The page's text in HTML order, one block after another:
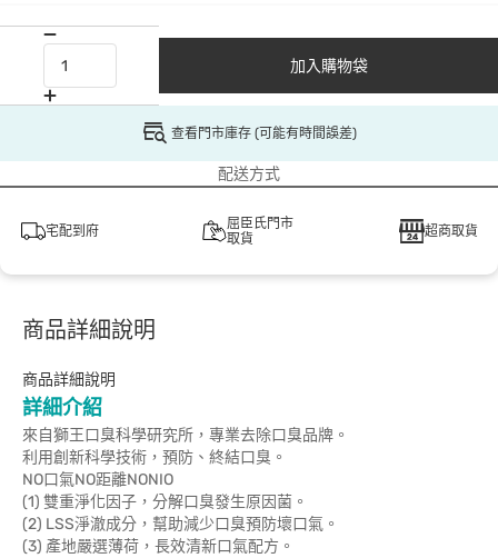
加入購物袋
查看門市庫存 (可能有時間誤差)
配送方式
宅配到府
屈臣氏門市
取貨
超商取貨
商品詳細說明
商品詳細說明
詳細介紹
來自獅王口臭科學研究所，專業去除口臭品牌。
利用創新科學技術，預防、終結口臭。
NO口氣NO距離NONIO
(1) 雙重淨化因子，分解口臭發生原因菌。
(2) LSS淨澈成分，幫助減少口臭預防壞口氣。
(3) 產地嚴選薄荷，長效清新口氣配方。